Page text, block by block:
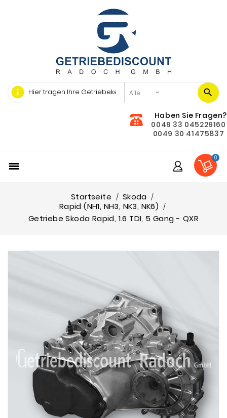
info
Haben Sie Fragen?
0049 33 045229160
0049 30 41475837

0
Startseite
Skoda
Rapid (NH1, NH3, NK3, NK6)
Getriebe Skoda Rapid, 1.6 TDI, 5 Gang - QXR